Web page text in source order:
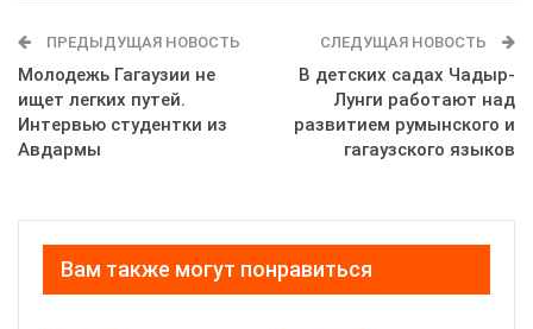
ПРЕДЫДУЩАЯ НОВОСТЬ
Молодежь Гагаузии не
ищет легких путей.
Интервью студентки из
Авдармы
СЛЕДУЩАЯ НОВОСТЬ
В детских садах Чадыр-
Лунги работают над
развитием румынского и
гагаузского языков
Вам также могут понравиться